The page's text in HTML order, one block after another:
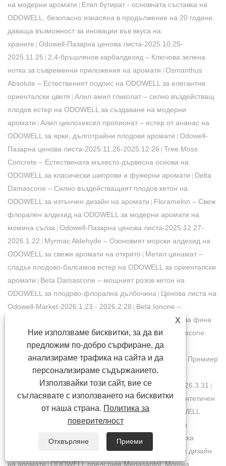
на модерни аромати
Етил бутират - основната съставка на
ODOWELL, безопасно изнасяна в продължение на 20 години,
даваща възможност за иновации във вкуса на
храните
Odowell-Пазарна ценова листа-2025.10.25-
2025.11.25
​2,4-бръшлянов карбалдехид – Ключова зелена
нотка за съвременни приложения на аромати
Osmanthus
Absolute – Естественият подпис на ODOWELL за елегантни
ориенталски цветя
Алил амил гликолат – силно въздействащ
плодов естер на ODOWELL за създаване на модерни
аромати
Алил циклохексил пропионат – естер от ананас на
ODOWELL за ярки, дълготрайни плодови аромати
Odowell-
Пазарна ценова листа-2025.11.26-2025.12.26
Tree Moss
Concrete – Естествената мъхесто-дървесна основа на
ODOWELL за класически шипрови и фужерни аромати
Delta
Damascone – Силно въздействащият плодов кетон на
ODOWELL за изтънчен дизайн на аромати
Floramelon – Свеж
флорален алдехид на ODOWELL за модерни аромати на
момина сълза Odowell-Пазарна ценова листа-2025.12.27-
2026.1.22
Myrmac Aldehyde – Озоновият морски алдехид на
ODOWELL за свежи аромати на открито
Метил цинамат –
сладък плодово-балсамов естер на ODOWELL за ориенталски
аромати
Beta Damascone – мощният розов кетон на
ODOWELL за плодово-флорална дълбочина
Ценова листа на
Odowell-Market-2026.1.23 - 2026.2.28
Beta Ionone –
класически виолетово-дървесен кетон на ODOWELL за фина
дълбочина на аромата|​ODOWELL пуска Alpha Damascone:
първокласен плодово-флорален кетон за иновации в
ароматите|​ODOWELL представя Ethylene Brassylate: Премиер
макроцикличен мускус за дълготрайно действие на
|Odowell-Пазарна ценова листа-2026.3.1-2026.3.31
ODOWELL представя Methyl Okamoss: автентичен синтетичен
дъбов мъх за майсторство на шипър и фужер
ODOWELL
пуска етил бензоат: топъл зимнозелен-иланг естер за
флорална и ориенталска елегантност
​ODOWELL пуска
Watermelon Ketone: Свеж аромат на диня за модерен дизайн
на аромати ​ODOWELL представя Megasantol: Мощна
X
Ние използваме бисквитки, за да ви
предложим по-добро сърфиране, да
анализираме трафика на сайта и да
персонализираме съдържанието.
Използвайки този сайт, вие се
съгласявате с използването на бисквитки
от наша страна. Политика за
поверителност
Отхвърляне Приеми